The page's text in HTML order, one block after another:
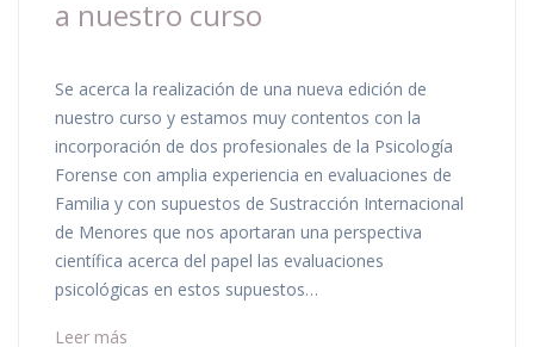
a nuestro curso
Se acerca la realización de una nueva edición de
nuestro curso y estamos muy contentos con la
incorporación de dos profesionales de la Psicología
Forense con amplia experiencia en evaluaciones de
Familia y con supuestos de Sustracción Internacional
de Menores que nos aportaran una perspectiva
científica acerca del papel las evaluaciones
psicológicas en estos supuestos…
Leer más